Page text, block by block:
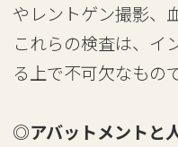
やレントゲン撮影、
これらの検査は、イ
る上で不可欠なもの
◎アバットメントと